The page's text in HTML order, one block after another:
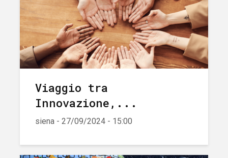
Viaggio tra
Innovazione,...
siena - 27/09/2024 - 15:00